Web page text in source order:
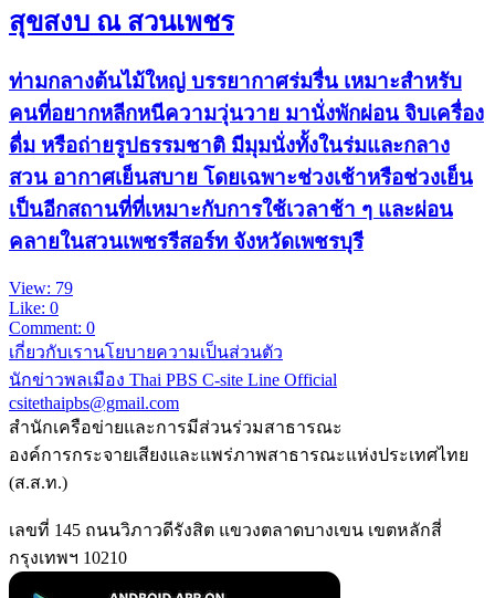
สุขสงบ ณ สวนเพชร
ท่ามกลางต้นไม้ใหญ่ บรรยากาศร่มรื่น เหมาะสำหรับ
คนที่อยากหลีกหนีความวุ่นวาย มานั่งพักผ่อน จิบเครื่อง
ดื่ม หรือถ่ายรูปธรรมชาติ มีมุมนั่งทั้งในร่มและกลาง
สวน อากาศเย็นสบาย โดยเฉพาะช่วงเช้าหรือช่วงเย็น
เป็นอีกสถานที่ที่เหมาะกับการใช้เวลาช้า ๆ และผ่อน
คลายในสวนเพชรรีสอร์ท จังหวัดเพชรบุรี
View: 79
Like: 0
Comment: 0
เกี่ยวกับเรานโยบายความเป็นส่วนตัว
นักข่าวพลเมือง Thai PBS C-site Line Official
csitethaipbs@gmail.com
สำนักเครือข่ายและการมีส่วนร่วมสาธารณะ
องค์การกระจายเสียงและแพร่ภาพสาธารณะแห่งประเทศไทย
(ส.ส.ท.)
เลขที่ 145 ถนนวิภาวดีรังสิต แขวงตลาดบางเขน เขตหลักสี่
กรุงเทพฯ 10210